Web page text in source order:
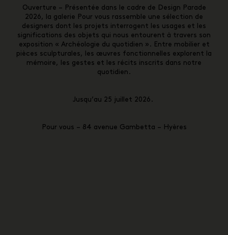
Ouverture – Présentée dans le cadre de Design Parade
2026, la galerie Pour vous rassemble une sélection de
designers dont les projets interrogent les usages et les
significations des objets qui nous entourent à travers son
exposition « Archéologie du quotidien ». Entre mobilier et
pièces sculpturales, les œuvres fonctionnelles explorent la
mémoire, les gestes et les récits inscrits dans notre
quotidien.
Jusqu’au 25 juillet 2026.
Pour vous – 84 avenue Gambetta – Hyères